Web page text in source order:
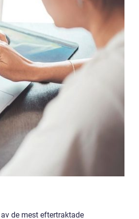
de mest eftertraktade